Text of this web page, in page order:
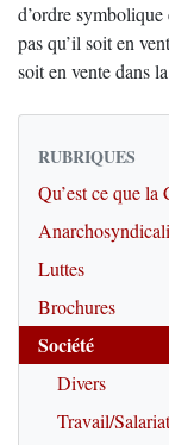
d’ordre symbolique
pas qu’il soit en
soit en vente dans
RUBRIQUES
Qu’est ce que
Luttes
Brochures
Société
Divers
Travail/Salariat